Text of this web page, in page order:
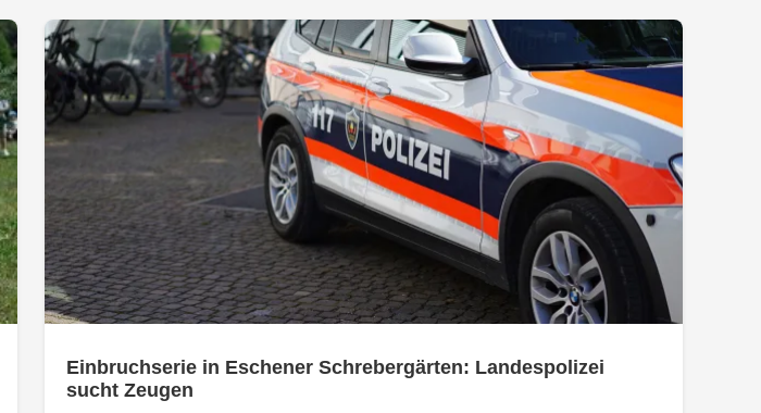
Einbruchserie in Eschener Schrebergärten: Landespolizei
sucht Zeugen